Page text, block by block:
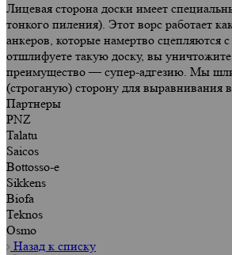
Лицевая сторона доски имеет
тонкого пиления). Этот ворс работает
анкеров, которые намертво сцепляются
отшлифуете такую доску, вы уничтожите
преимущество — супер-адгезию. Мы
(строганую) сторону для выравнивания
Партнеры
PNZ
Talatu
Saicos
Bottosso-e
Sikkens
Biofa
Teknos
Osmo
Назад к списку